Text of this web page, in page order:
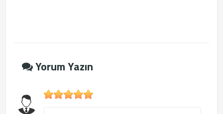
Yorum Yazın